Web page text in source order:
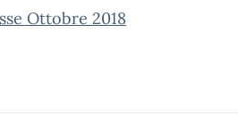
Ottobre 2018